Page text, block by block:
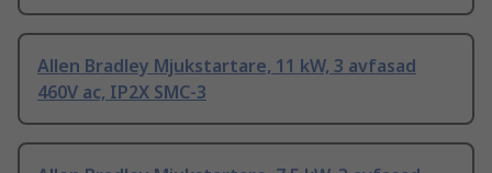
Allen Bradley Mjukstartare, 11 kW, 3 avfasad
460V ac, IP2X SMC-3